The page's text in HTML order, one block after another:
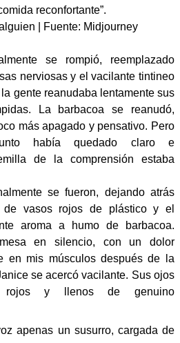
reconfortante”.
| Fuente: Midjourney
se rompió, reemplazado
nerviosas y el vacilante tintineo
gente reanudaba lentamente sus
La barbacoa se reanudó,
más apagado y pensativo. Pero
había quedado claro e
de la comprensión estaba
se fueron, dejando atrás
de vasos rojos de plástico y el
aroma a humo de barbacoa.
en silencio, con un dolor
en mis músculos después de la
se acercó vacilante. Sus ojos
rojos y llenos de genuino
apenas un susurro, cargada de